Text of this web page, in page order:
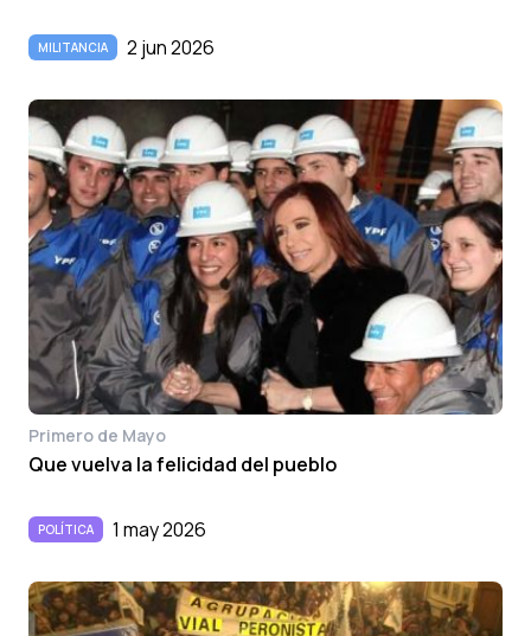
MILITANCIA 2 jun 2026
Primero de Mayo
Que vuelva la felicidad del pueblo
POLÍTICA 1 may 2026